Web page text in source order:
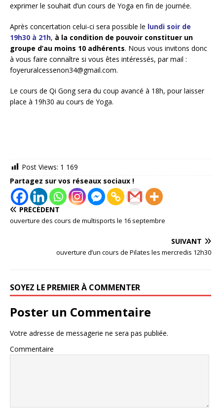
exprimer le souhait d’un cours de Yoga en fin de journée.
Après concertation celui-ci sera possible le lundi soir de
19h30 à 21h, à la condition de pouvoir constituer un
groupe d’au moins 10 adhérents. Nous vous invitons donc
à vous faire connaître si vous êtes intéressés, par mail :
foyeruralcessenon34@gmail.com.
Le cours de Qi Gong sera du coup avancé à 18h, pour laisser
place à 19h30 au cours de Yoga.
Post Views: 1 169
Partagez sur vos réseaux sociaux !
PRÉCÉDENT
ouverture des cours de multisports le 16 septembre
SUIVANT
ouverture d’un cours de Pilates les mercredis 12h30
SOYEZ LE PREMIER À COMMENTER
Poster un Commentaire
Votre adresse de messagerie ne sera pas publiée.
Commentaire